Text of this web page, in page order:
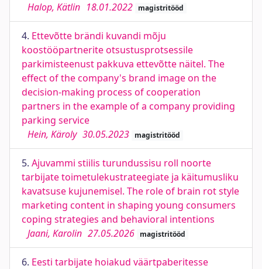
Halop, Kätlin 18.01.2022 magistritööd
4. Ettevõtte brändi kuvandi mõju
koostööpartnerite otsustusprotsessile
parkimisteenust pakkuva ettevõtte näitel. The
effect of the company's brand image on the
decision-making process of cooperation
partners in the example of a company providing
parking service
Hein, Käroly 30.05.2023 magistritööd
5. Ajuvammi stiilis turundussisu roll noorte
tarbijate toimetulekustrateegiate ja käitumusliku
kavatsuse kujunemisel. The role of brain rot style
marketing content in shaping young consumers
coping strategies and behavioral intentions
Jaani, Karolin 27.05.2026 magistritööd
6. Eesti tarbijate hoiakud väärtpaberitesse